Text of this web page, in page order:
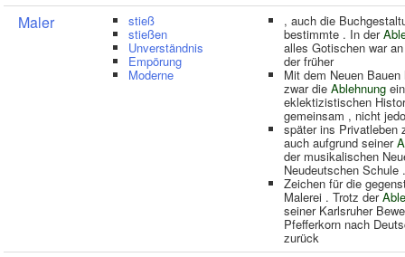
Maler stieß
stießen
Unverständnis
Empörung
Moderne
, auch die
bestimmte . In der
alles Gotischen war
der früher
Mit dem Neuen Bauen
zwar die Ablehnung
eklektizistischen
gemeinsam , nicht
später ins Privatleben
auch aufgrund seiner
der musikalischen
Neudeutschen Schule
Zeichen für die
Malerei . Trotz der
seiner Karlsruher
Pfefferkorn nach
zurück